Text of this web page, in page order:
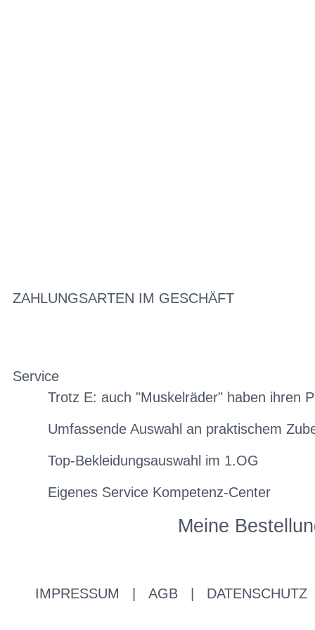
ZAHLUNGSARTEN IM GESCHÄFT
Service
Trotz E: auch "Muskelräder" haben ihren
Umfassende Auswahl an praktischem
Top-Bekleidungsauswahl im 1.OG
Eigenes Service Kompetenz-Center
Meine
IMPRESSUM AGB DATENSCHUTZ